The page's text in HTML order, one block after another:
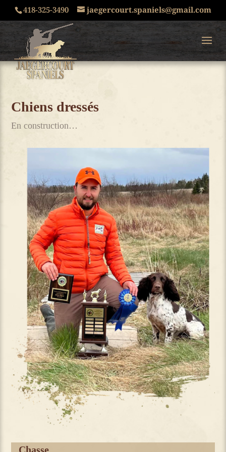
418-325-3490 jaegercourt.spaniels@gmail.com
Chiens dressés
En construction…